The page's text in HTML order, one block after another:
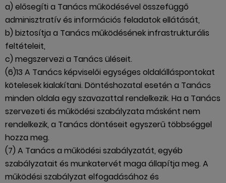
a) elősegíti a Tanács működésével összefüggő
adminisztratív és információs feladatok ellátását,
b) biztosítja a Tanács működésének infrastrukturális
feltételeit,
c) megszervezi a Tanács üléseit.
(6)13 A Tanács képviselői egységes oldalálláspontokat
kötelesek kialakítani. Döntéshozatal esetén a Tanács
minden oldala egy szavazattal rendelkezik. Ha a Tanács
szervezeti és működési szabályzata másként nem
rendelkezik, a Tanács döntéseit egyszerű többséggel
hozza meg.
(7) A Tanács a működési szabályzatát, egyéb
szabályzatait és munkatervét maga állapítja meg. A
működési szabályzat elfogadásához és